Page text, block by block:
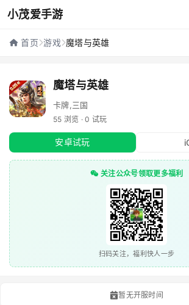
小茂爱手游
魔塔与英雄 - 小茂爱手
首页 游戏 魔塔与英雄
魔塔与英雄
卡牌,三国
55 浏览 · 0 试玩
安卓试玩
关注公众号领取更多福利
扫码关注，福利快人一步
暂无开服时间